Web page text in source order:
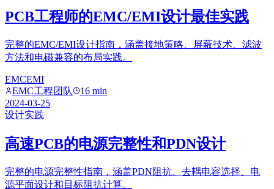
PCB工程师的EMC/EMI设计最佳实践
完整的EMC/EMI设计指南，涵盖接地策略、屏蔽技术、滤波
方法和电磁兼容的布局实践。
EMCEMI
EMC工程团队
16 min
2024-03-25
设计实践
高速PCB的电源完整性和PDN设计
完整的电源完整性指南，涵盖PDN阻抗、去耦电容选择、电
源平面设计和目标阻抗计算。